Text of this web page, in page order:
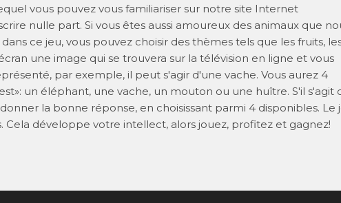
vous pouvez vous familiariser sur notre site Internet
nulle part. Si vous êtes aussi amoureux des animaux que
ce jeu, vous pouvez choisir des thèmes tels que les fruits,
une image qui se trouvera sur la télévision en ligne et vous
par exemple, il peut s'agir d'une vache. Vous aurez 4
un éléphant, une vache, un mouton ou une huître. S'il s'agit
la bonne réponse, en choisissant parmi 4 disponibles. Le
Cela développe votre intellect, alors jouez, profitez et gagnez!